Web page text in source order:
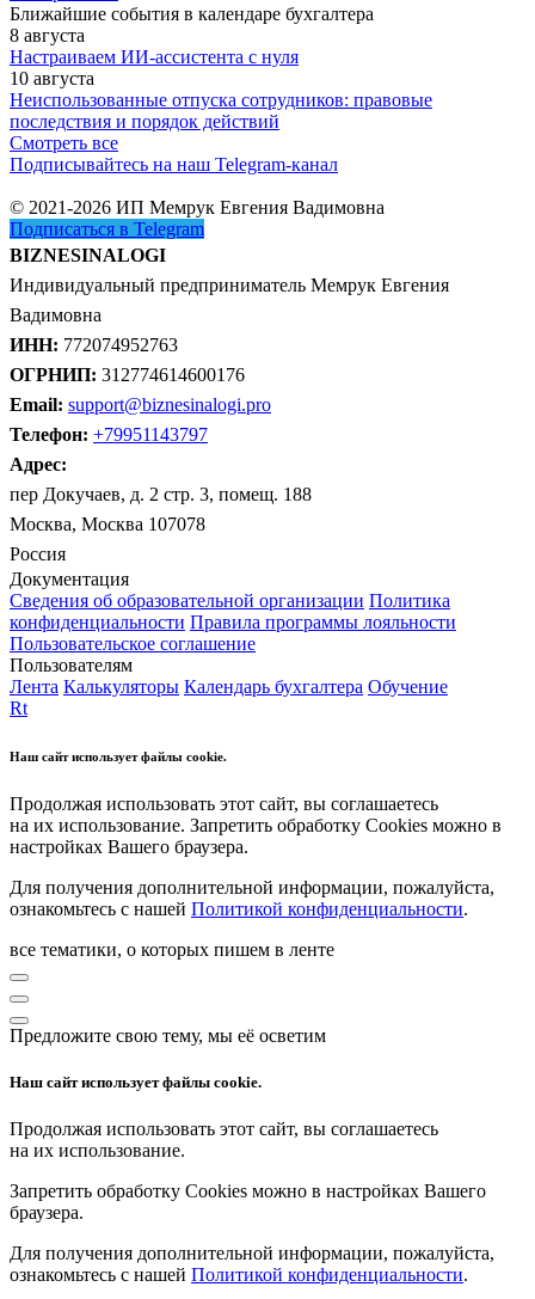
Ближайшие события в календаре бухгалтера
8 августа
Настраиваем ИИ-ассистента с нуля
10 августа
Неиспользованные отпуска сотрудников: правовые
последствия и порядок действий
Смотреть все
Подписывайтесь на наш Telegram-канал
© 2021-2026 ИП Мемрук Евгения Вадимовна
Подписаться в Telegram
BIZNESINALOGI
Индивидуальный предприниматель Мемрук Евгения
Вадимовна
ИНН: 772074952763
ОГРНИП: 312774614600176
Email: support@biznesinalogi.pro
Телефон: +79951143797
Адрес:
пер Докучаев, д. 2 стр. 3, помещ. 188
Москва, Москва 107078
Россия
Документация
Сведения об образовательной организации Политика
конфиденциальности Правила программы лояльности
Пользовательское соглашение
Пользователям
Лента Калькуляторы Календарь бухгалтера Обучение
Rt
Наш сайт использует файлы cookie.
Продолжая использовать этот сайт, вы соглашаетесь
на их использование. Запретить обработку Cookies можно в
настройках Вашего браузера.
Для получения дополнительной информации, пожалуйста,
ознакомьтесь с нашей Политикой конфиденциальности.
все тематики, о которых пишем в ленте
Предложите свою тему, мы её осветим
Наш сайт использует файлы cookie.
Продолжая использовать этот сайт, вы соглашаетесь
на их использование.
Запретить обработку Cookies можно в настройках Вашего
браузера.
Для получения дополнительной информации, пожалуйста,
ознакомьтесь с нашей Политикой конфиденциальности.